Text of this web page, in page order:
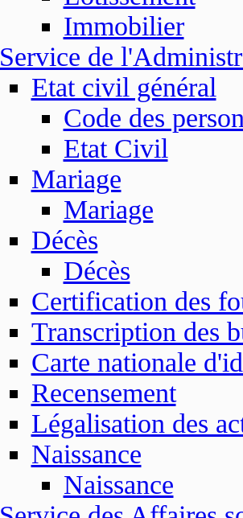
Immobilier
Service de
Etat civil général
Code des
Etat Civil
Mariage
Mariage
Décès
Décès
Certification des
Transcription des
Carte nationale
Recensement
Légalisation des
Naissance
Naissance